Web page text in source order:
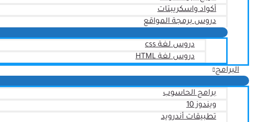
أكواد واسكريبتات
دروس برمجة المواقع
دروس لغة css
دروس لغة HTML
البرامج
برامج الحاسوب
ويندوز 10
تطبيقات أندرويد